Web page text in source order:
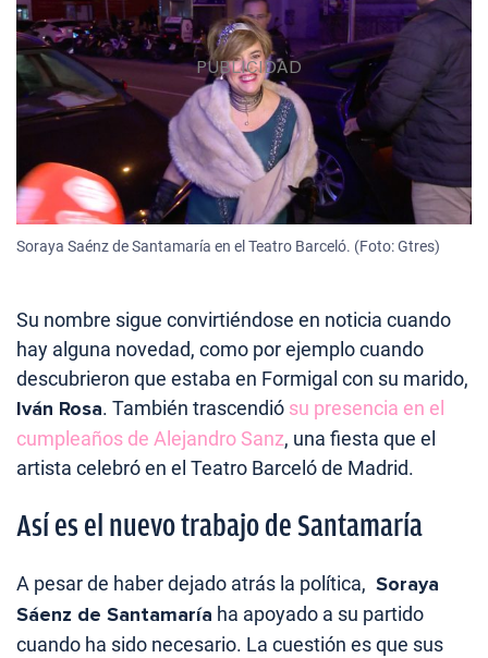
Soraya Saénz de Santamaría en el Teatro Barceló. (Foto: Gtres)
Su nombre sigue convirtiéndose en noticia cuando
hay alguna novedad, como por ejemplo cuando
descubrieron que estaba en Formigal con su marido,
Iván Rosa. También trascendió su presencia en el
cumpleaños de Alejandro Sanz, una fiesta que el
artista celebró en el Teatro Barceló de Madrid.
Así es el nuevo trabajo de Santamaría
A pesar de haber dejado atrás la política, Soraya
Sáenz de Santamaría ha apoyado a su partido
cuando ha sido necesario. La cuestión es que sus